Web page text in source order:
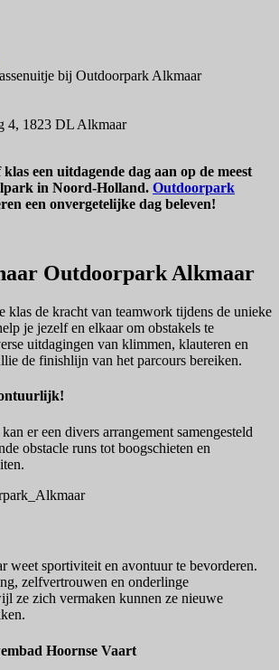
bij Outdoorpark Alkmaar
4, 1823 DL Alkmaar
een uitdagende dag aan op de meest
in Noord-Holland. Outdoorpark
een onvergetelijke dag beleven!
Outdoorpark Alkmaar
klas de kracht van teamwork tijdens de unieke
je jezelf en elkaar om obstakels te
uitdagingen van klimmen, klauteren en
de finishlijn van het parcours bereiken.
er een divers arrangement samengesteld
obstacle runs tot boogschieten en
weet sportiviteit en avontuur te bevorderen.
zelfvertrouwen en onderlinge
ze zich vermaken kunnen ze nieuwe
Hoornse Vaart